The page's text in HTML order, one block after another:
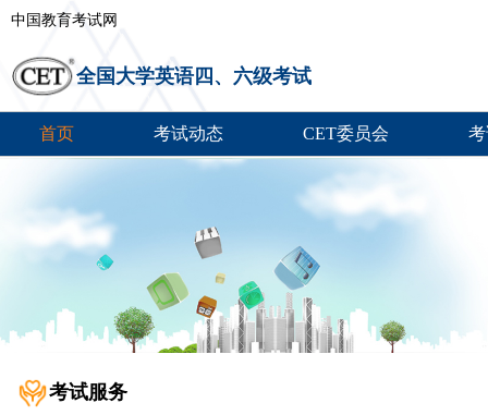
中国教育考试网
全国大学英语四、六级考试
首页 考试动态 CET委员会
考试服务